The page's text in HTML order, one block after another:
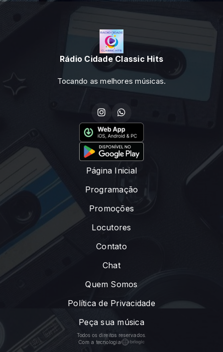
Rádio Cidade Classic Hits
Tocando as melhores músicas.
Página Inicial
Programação
Promoções
Locutores
Contato
Chat
Quem Somos
Política de Privacidade
Peça sua música
Todos os direitos reservados.
Com a tecnologia